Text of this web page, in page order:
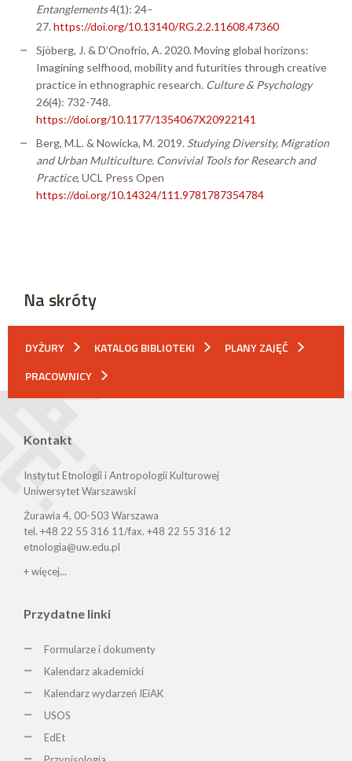
Entanglements4(1): 24–
27.https://doi.org/10.13140/RG.2.2.11608.47360
Sjöberg, J. & D’Onofrio, A. 2020. Moving global horizons:
Imagining selfhood, mobility and futurities through creative
practice in ethnographic research. Culture & Psychology
26(4): 732-748.
https://doi.org/10.1177/1354067X20922141
Berg, M.L. & Nowicka, M. 2019. Studying Diversity, Migration
and Urban Multiculture. Convivial Tools for Research and
Practice, UCL Press Open
https://doi.org/10.14324/111.9781787354784
Na skróty
DYŻURY KATALOG BIBLIOTEKI
PLANY ZAJĘĆ
PRACOWNICY
Kontakt
Instytut Etnologii i Antropologii Kulturowej
Uniwersytet Warszawski
Żurawia 4, 00-503 Warszawa
tel. +48 22 55 316 11/fax. +48 22 55 316 12
etnologia@uw.edu.pl
+ więcej...
Przydatne linki
Formularze i dokumenty
Kalendarz akademicki
Kalendarz wydarzeń IEiAK
USOS
EdEt